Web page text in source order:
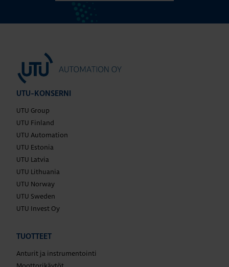
UTU-KONSERNI
UTU Group
UTU Finland
UTU Automation
UTU Estonia
UTU Latvia
UTU Lithuania
UTU Norway
UTU Sweden
UTU Invest Oy
TUOTTEET
Anturit ja instrumentointi
Moottorikäytöt